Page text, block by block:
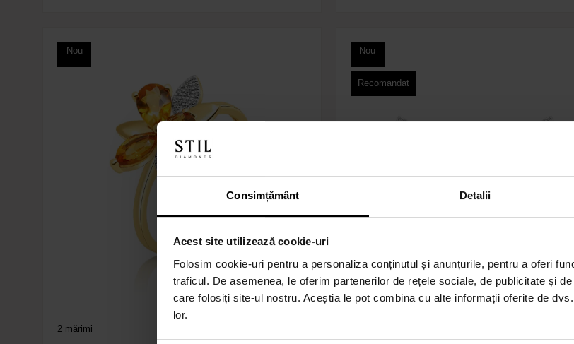
Consimțământ Detalii
Acest site utilizează cookie-uri
Folosim cookie-uri pentru a personaliza conținutul și anunțurile, pentru a oferi
traficul. De asemenea, le oferim partenerilor de rețele sociale, de publicitate și
care folosiți site-ul nostru. Aceștia le pot combina cu alte informații oferite de
lor.
Nou
2 mărimi
Nou
Recomandat